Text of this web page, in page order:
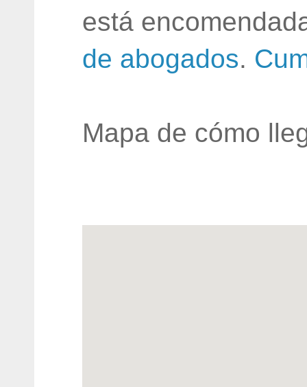
está
de abogados.
Mapa de cómo